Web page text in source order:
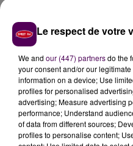
Si personne n'a été
en revanche
dévastée de l'intérieur
charpente . Une voiture -
proximité immédiate, a
flammes, mais sans
Le respect de votre
We and our (447) partnersdo the
your consent and/or our
information on a device; Use
profiles for personalised
advertising; Measure advertising
performance; Understand
of data from different sources;
profiles to personalise content;